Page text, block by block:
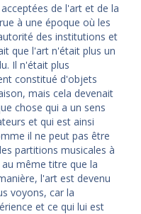
de l'art et de la
à une époque où les
des institutions et
que l'art n'était plus un
Il n'était plus
constitué d'objets
mais cela devenait
chose qui a un sens
et qui est ainsi
il ne peut pas être
partitions musicales à
même titre que la
l'art est devenu
voyons, car la
et ce qui lui est